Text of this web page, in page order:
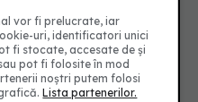
vor fi prelucrate, iar
uri, identificatori unici
fi stocate, accesate de și
pot fi folosite în mod
noștri putem folosi
Lista partenerilor.